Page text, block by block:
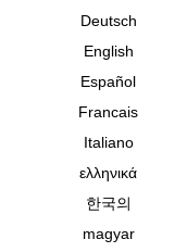
Deutsch
English
Español
Francais
Italiano
ελληνικά
한국의
magyar